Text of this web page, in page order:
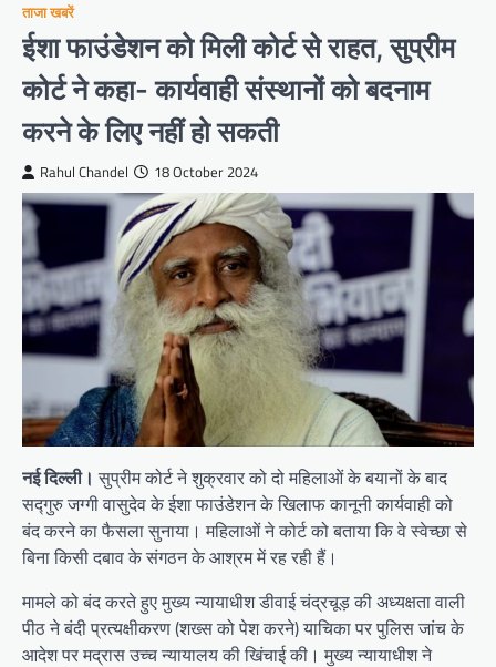
ताजा खबरें
ईशा फाउंडेशन को मिली कोर्ट से राहत, सुप्रीम
कोर्ट ने कहा- कार्यवाही संस्थानों को बदनाम
करने के लिए नहीं हो सकती
Rahul Chandel 18 October 2024
नई दिल्ली। सुप्रीम कोर्ट ने शुक्रवार को दो महिलाओं के बयानों के बाद
सद्गुरु जग्गी वासुदेव के ईशा फाउंडेशन के खिलाफ कानूनी कार्यवाही को
बंद करने का फैसला सुनाया। महिलाओं ने कोर्ट को बताया कि वे स्वेच्छा से
बिना किसी दबाव के संगठन के आश्रम में रह रही हैं।
मामले को बंद करते हुए मुख्य न्यायाधीश डीवाई चंद्रचूड़ की अध्यक्षता वाली
पीठ ने बंदी प्रत्यक्षीकरण (शख्स को पेश करने) याचिका पर पुलिस जांच के
आदेश पर मद्रास उच्च न्यायालय की खिंचाई की। मुख्य न्यायाधीश ने